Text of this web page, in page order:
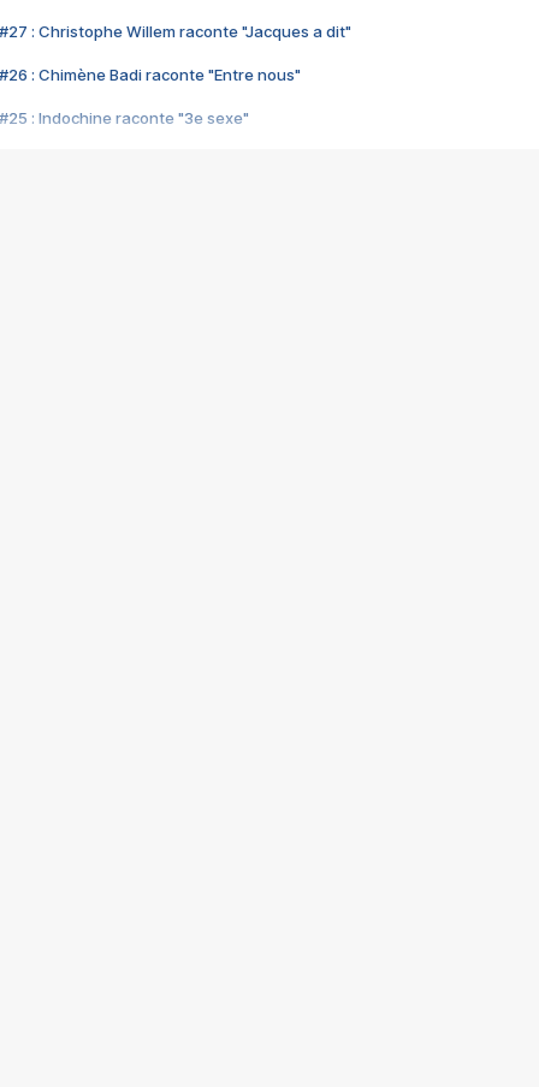
#27 : Christophe Willem raconte "Jacques a dit"
#26 : Chimène Badi raconte "Entre nous"
#25 : Indochine raconte "3e sexe"